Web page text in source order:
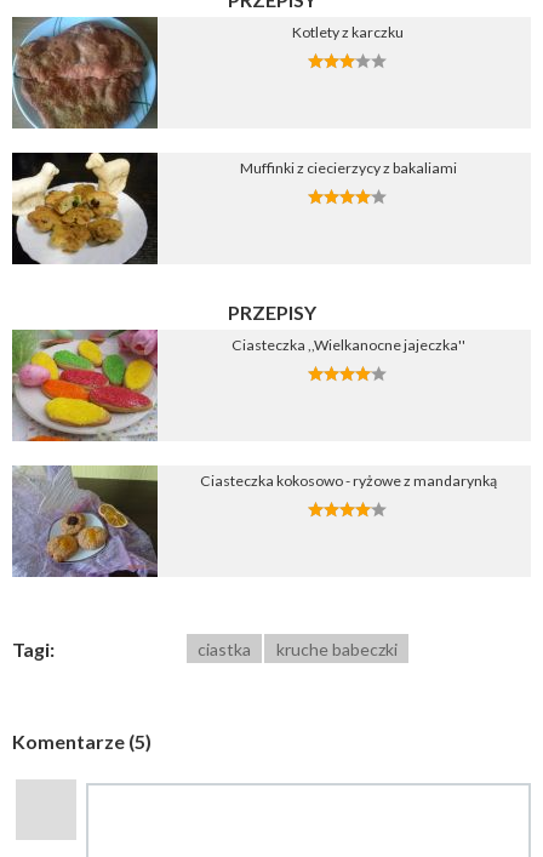
Kotlety z karczku
Muffinki z ciecierzycy z bakaliami
PRZEPISY
Ciasteczka ,,Wielkanocne jajeczka''
Ciasteczka kokosowo - ryżowe z mandarynką
Tagi: ciastka kruche babeczki
Komentarze (5)